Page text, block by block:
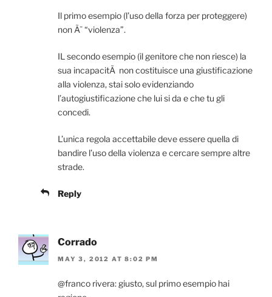
Il primo esempio (l’uso della forza per proteggere)
non Ã¨ “violenza”.
IL secondo esempio (il genitore che non riesce) la
sua incapacitÃ non costituisce una giustificazione
alla violenza, stai solo evidenziando
l’autogiustificazione che lui si da e che tu gli
concedi.
L’unica regola accettabile deve essere quella di
bandire l’uso della violenza e cercare sempre altre
strade.
Reply
Corrado
MAY 3, 2012 AT 8:02 PM
@franco rivera: giusto, sul primo esempio hai